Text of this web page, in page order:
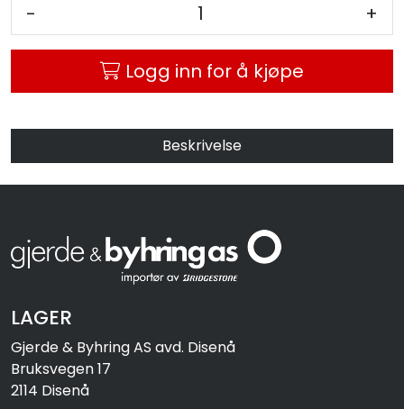
- +
Logg inn for å kjøpe
Beskrivelse
LAGER
Gjerde & Byhring AS avd. Disenå
Bruksvegen 17
2114 Disenå
Tilbudstorget